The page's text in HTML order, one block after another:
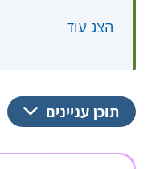
הצג עוד
תוכן עניינים